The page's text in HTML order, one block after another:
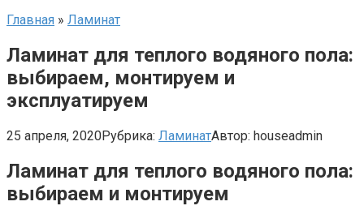
Главная » Ламинат
Ламинат для теплого водяного пола:
выбираем, монтируем и
эксплуатируем
25 апреля, 2020Рубрика: ЛаминатАвтор: houseadmin
Ламинат для теплого водяного пола:
выбираем и монтируем